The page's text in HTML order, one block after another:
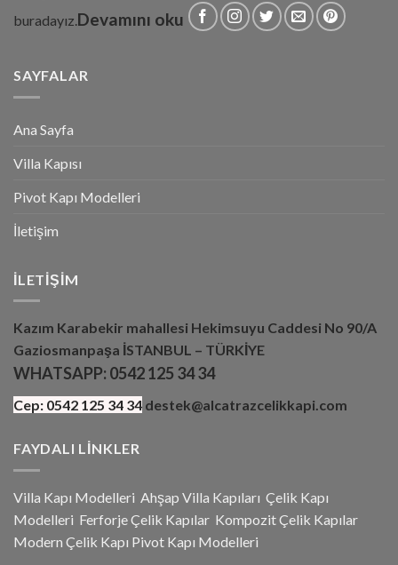
buradayız.Devamını oku
SAYFALAR
Ana Sayfa
Villa Kapısı
Pivot Kapı Modelleri
İletişim
İLETIŞIM
Kazım Karabekir mahallesi Hekimsuyu Caddesi No 90/A
Gaziosmanpaşa İSTANBUL – TÜRKİYE
WHATSAPP: 0542 125 34 34
Cep: 0542 125 34 34 destek@alcatrazcelikkapi.com
FAYDALI LINKLER
Villa Kapı Modelleri Ahşap Villa Kapıları Çelik Kapı
Modelleri Ferforje Çelik Kapılar Kompozit Çelik Kapılar
Modern Çelik Kapı Pivot Kapı Modelleri